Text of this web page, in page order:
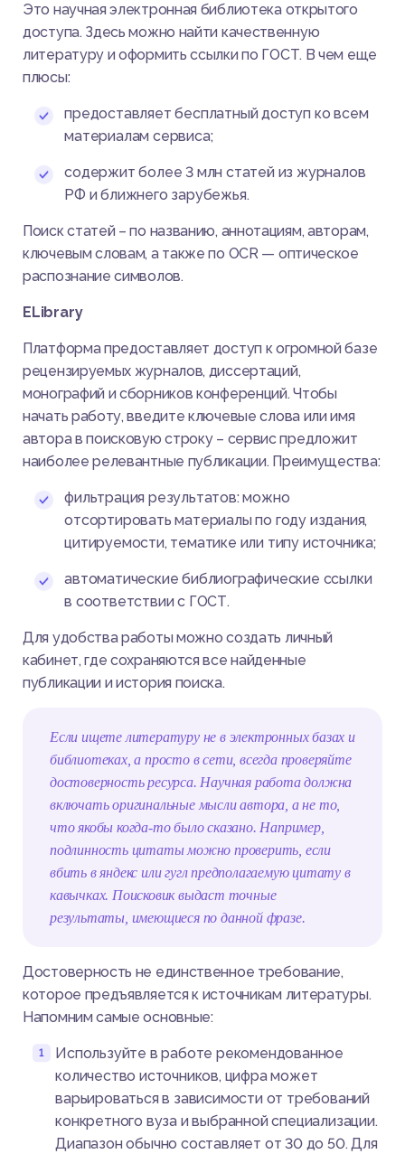
Это научная электронная библиотека открытого
доступа. Здесь можно найти качественную
литературу и оформить ссылки по ГОСТ. В чем еще
плюсы:
предоставляет бесплатный доступ ко всем
материалам сервиса;
содержит более 3 млн статей из журналов
РФ и ближнего зарубежья.
Поиск статей – по названию, аннотациям, авторам,
ключевым словам, а также по OCR — оптическое
распознание символов.
ELibrary
Платформа предоставляет доступ к огромной базе
рецензируемых журналов, диссертаций,
монографий и сборников конференций. Чтобы
начать работу, введите ключевые слова или имя
автора в поисковую строку – сервис предложит
наиболее релевантные публикации. Преимущества:
фильтрация результатов: можно
отсортировать материалы по году издания,
цитируемости, тематике или типу источника;
автоматические библиографические ссылки
в соответствии с ГОСТ.
Для удобства работы можно создать личный
кабинет, где сохраняются все найденные
публикации и история поиска.
Если ищете литературу не в электронных базах и
библиотеках, а просто в сети, всегда проверяйте
достоверность ресурса. Научная работа должна
включать оригинальные мысли автора, а не то,
что якобы когда-то было сказано. Например,
подлинность цитаты можно проверить, если
вбить в яндекс или гугл предполагаемую цитату в
кавычках. Поисковик выдаст точные
результаты, имеющиеся по данной фразе.
Достоверность не единственное требование,
которое предъявляется к источникам литературы.
Напомним самые основные:
Используйте в работе рекомендованное
количество источников, цифра может
варьироваться в зависимости от требований
конкретного вуза и выбранной специализации.
Диапазон обычно составляет от 30 до 50. Для